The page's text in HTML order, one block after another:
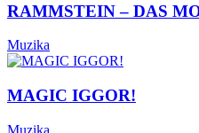
RAMMSTEIN – DAS
Muzika
MAGIC IGGOR!
Muzika